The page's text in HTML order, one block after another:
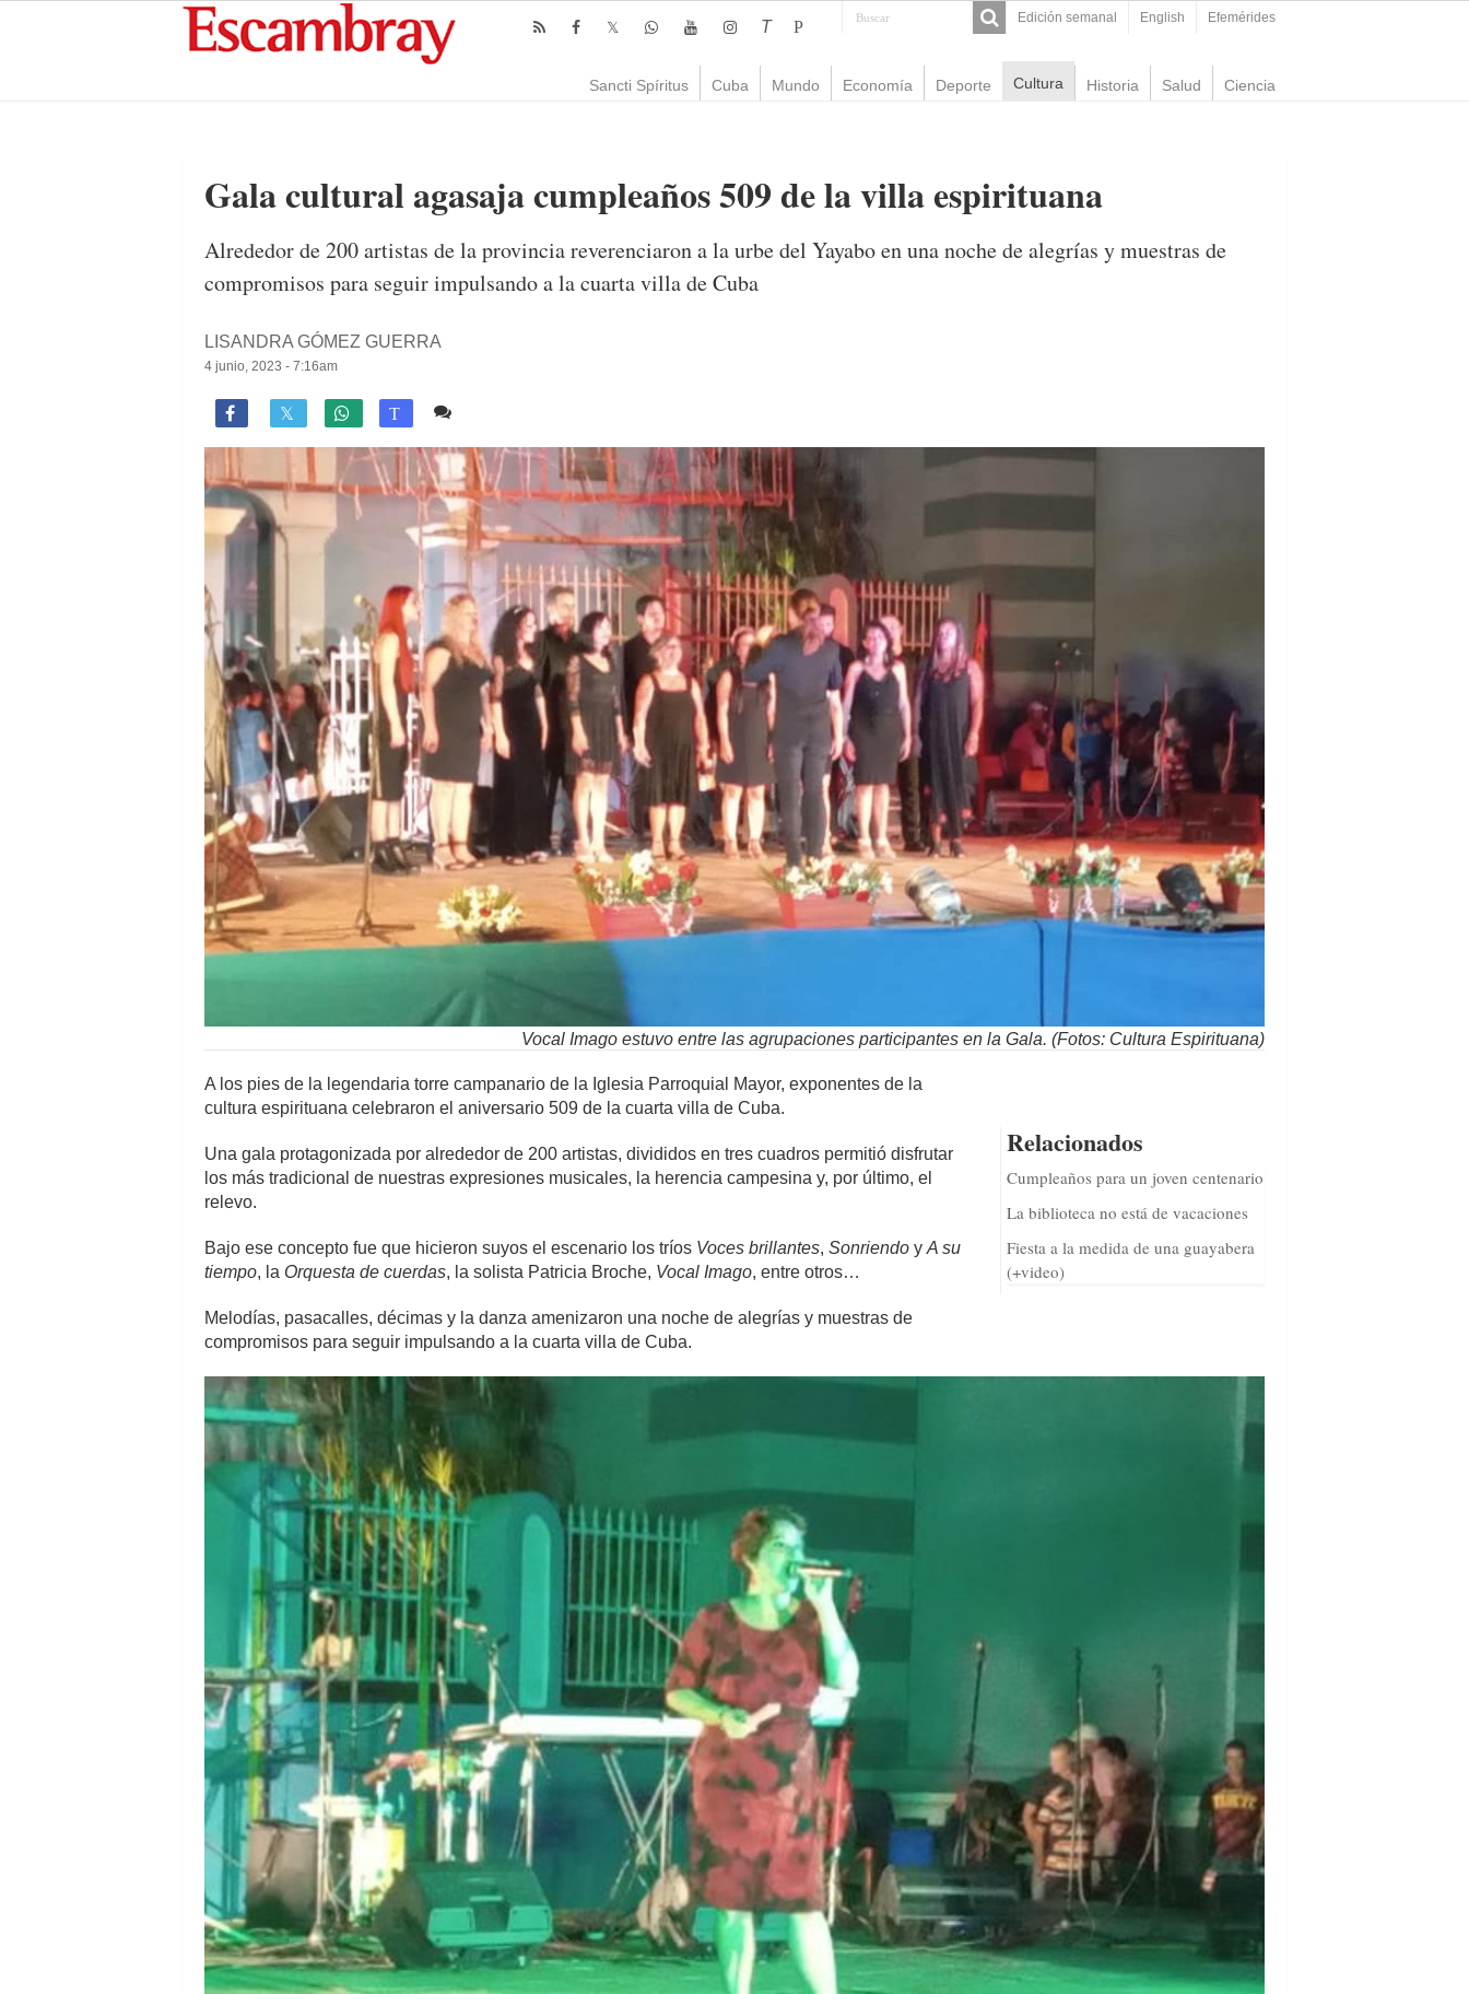
Edición semanal English Efemérides
T P
Sancti Spíritus Cuba Mundo Economía Deporte Cultura Historia Salud Ciencia
Gala cultural agasaja cumpleaños 509 de la villa espirituana
Alrededor de 200 artistas de la provincia reverenciaron a la urbe del Yayabo en una noche de alegrías y muestras de
compromisos para seguir impulsando a la cuarta villa de Cuba
LISANDRA GÓMEZ GUERRA
4 junio, 2023 - 7:16am
 T
Vocal Imago estuvo entre las agrupaciones participantes en la Gala. (Fotos: Cultura Espirituana)
Relacionados
Cumpleaños para un joven centenario
La biblioteca no está de vacaciones
Fiesta a la medida de una guayabera
(+video)
A los pies de la legendaria torre campanario de la Iglesia Parroquial Mayor, exponentes de la
cultura espirituana celebraron el aniversario 509 de la cuarta villa de Cuba.
Una gala protagonizada por alrededor de 200 artistas, divididos en tres cuadros permitió disfrutar
los más tradicional de nuestras expresiones musicales, la herencia campesina y, por último, el
relevo.
Bajo ese concepto fue que hicieron suyos el escenario los tríos Voces brillantes, Sonriendo yA su
tiempo, la Orquesta de cuerdas, la solista Patricia Broche, Vocal Imago, entre otros…
Melodías, pasacalles, décimas y la danza amenizaron una noche de alegrías y muestras de
compromisos para seguir impulsando a la cuarta villa de Cuba.